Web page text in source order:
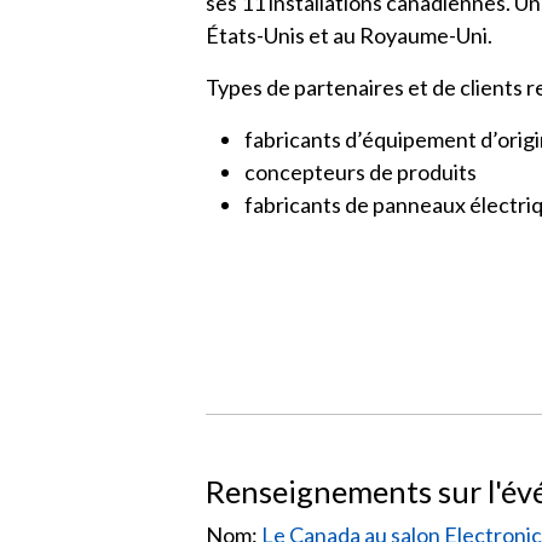
États-Unis et au Royaume-Uni.
Types de partenaires et de clients
fabricants d’équipement
concepteurs de produits
fabricants de panneaux
Renseignements sur
Nom: Le Canada au salon